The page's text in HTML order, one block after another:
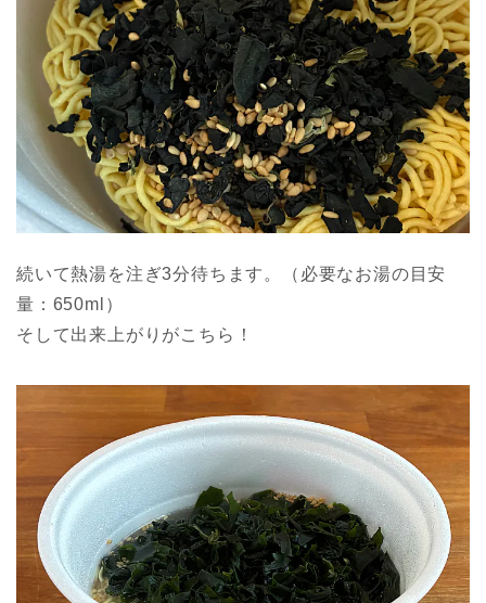
続いて熱湯を注ぎ3分待ちます。（必要なお湯の目安
量：650ml）
そして出来上がりがこちら！